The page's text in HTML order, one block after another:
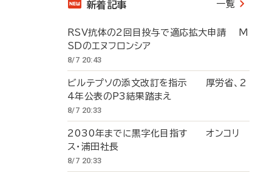
新着記事 一覧
RSV抗体の2回目投与で適応拡大申請 M
SDのエヌフロンシア
8/7 20:43
ビルテプソの添文改訂を指示 厚労省、2
4年公表のP3結果踏まえ
8/7 20:33
2030年までに黒字化目指す オンコリ
ス・浦田社長
8/7 20:33